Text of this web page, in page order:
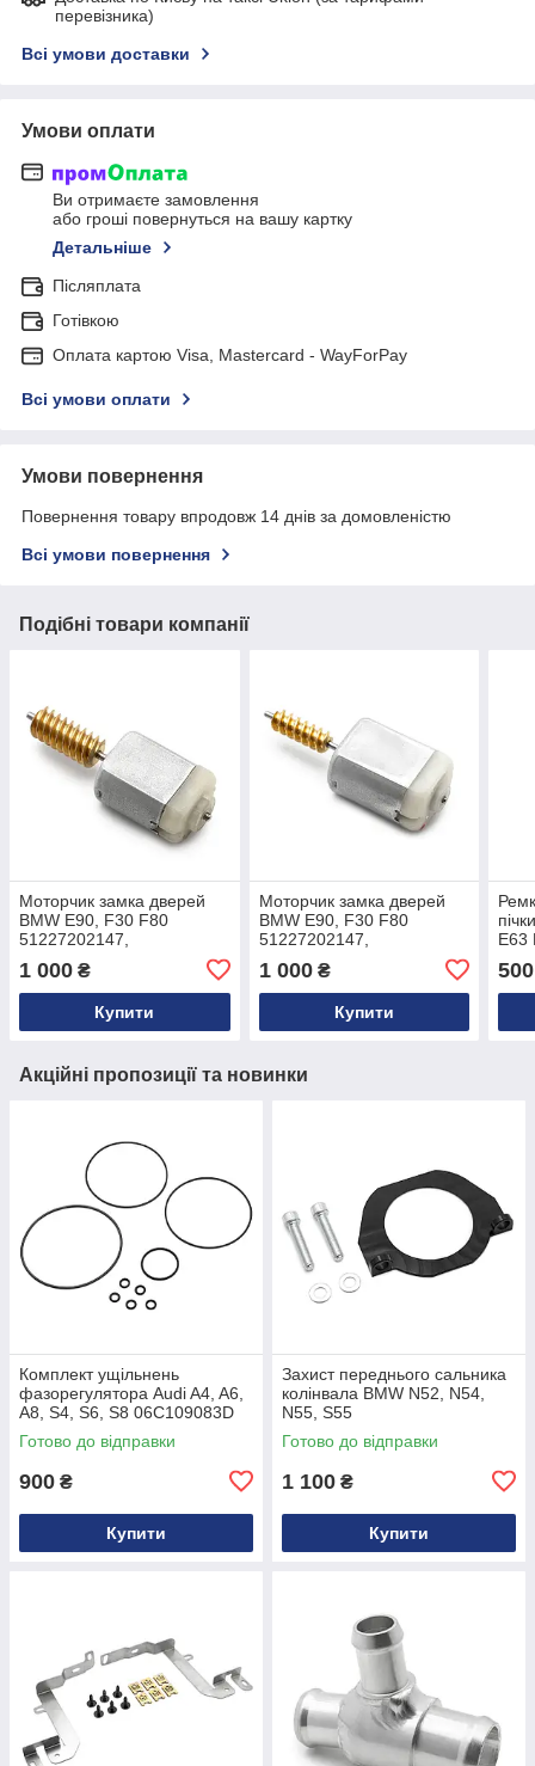
перевізника)
Всі умови доставки
Умови оплати
Ви отримаєте замовлення
або гроші повернуться на вашу картку
Детальніше
Післяплата
Готівкою
Оплата картою Visa, Mastercard - WayForPay
Всі умови оплати
Умови повернення
Повернення товару впродовж 14 днів за домовленістю
Всі умови повернення
Подібні товари компанії
Моторчик замка дверей
BMW E90, F30 F80
51227202147,
1 000 ₴
Купити
Моторчик замка дверей
BMW E90, F30 F80
51227202147,
1 000₴
Купити
E63
500
Акційні пропозиції та новинки
Комплект ущільнень
фазорегулятора Audi A4, A6,
A8, S4, S6, S8 06C109083D
Готово до відправки
900 ₴
Купити
Захист переднього сальника
колінвала BMW N52, N54,
N55, S55
Готово до відправки
1 100 ₴
Купити